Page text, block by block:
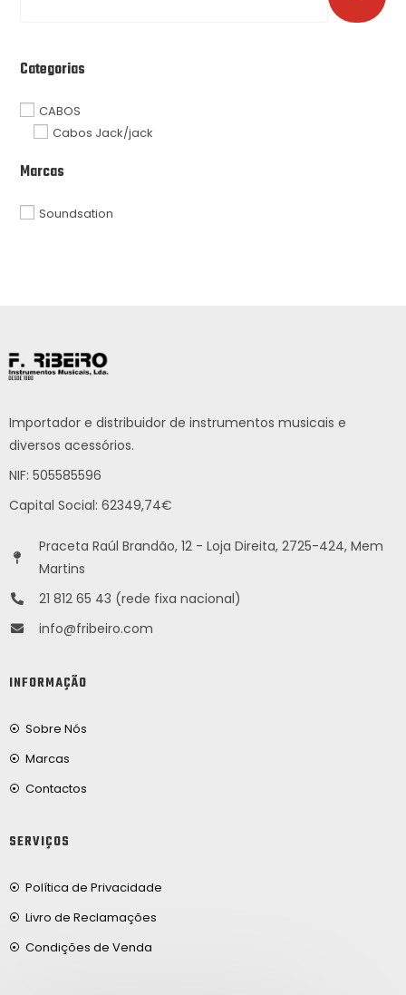
Categorias
CABOS
Cabos Jack/jack
Marcas
Soundsation
Importador e distribuidor de instrumentos musicais e
diversos acessórios.
NIF: 505585596
Capital Social: 62349,74€
Praceta Raúl Brandão, 12 - Loja Direita, 2725-424, Mem
Martins
21 812 65 43 (rede fixa nacional)
info@fribeiro.com
INFORMAÇÃO
Sobre Nós
Marcas
Contactos
SERVIÇOS
Política de Privacidade
Livro de Reclamações
Condições de Venda